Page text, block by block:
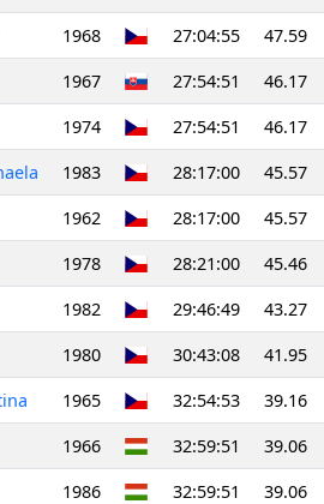
1968 27:04:55
47.59
1967 27:54:51
46.17
1974 27:54:51
46.17
1983 28:17:00
45.57
1962 28:17:00
45.57
1978 28:21:00
45.46
1982 29:46:49
43.27
1980 30:43:08
41.95
1965 32:54:53
39.16
1966 32:59:51
39.06
1986 32:59:51
39.06